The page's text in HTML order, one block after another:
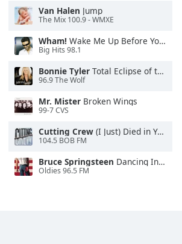
Van Halen Jump
The Mix 100.9 - WMXE
Wham! Wake Me Up Before You Go-Go
Big Hits 98.1
Bonnie Tyler Total Eclipse of the Heart
96.9 The Wolf
Mr. Mister Broken Wings
99-7 CVS
Cutting Crew (I Just) Died in Your Arms
104.5 BOB FM
Bruce Springsteen Dancing In the Dark
Oldies 96.5 FM